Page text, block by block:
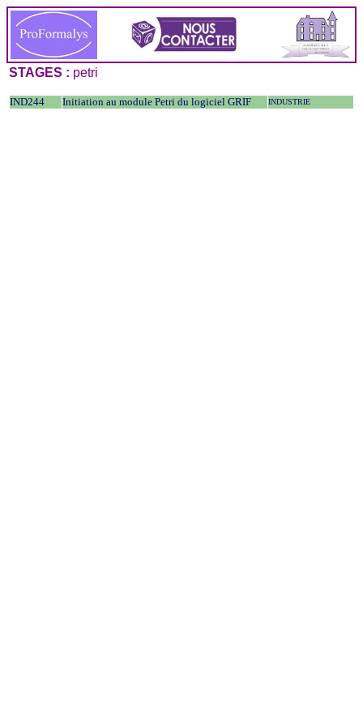
STAGES : petri
IND244 Initiation au module Petri du logiciel GRIF INDUSTRIE